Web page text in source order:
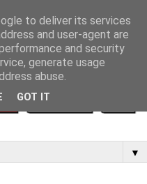
▼
to deliver its services
and user-agent are
and security
generate usage
abuse.
GOT IT